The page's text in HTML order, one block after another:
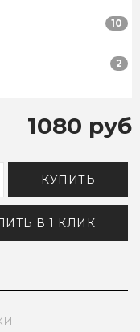
10
2
1080 руб
КУПИТЬ
В 1 КЛИК